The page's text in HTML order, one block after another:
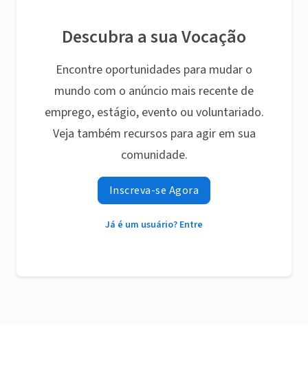
Descubra a sua Vocação
Encontre oportunidades para mudar o
mundo com o anúncio mais recente de
emprego, estágio, evento ou voluntariado.
Veja também recursos para agir em sua
comunidade.
Inscreva-se Agora
Já é um usuário? Entre